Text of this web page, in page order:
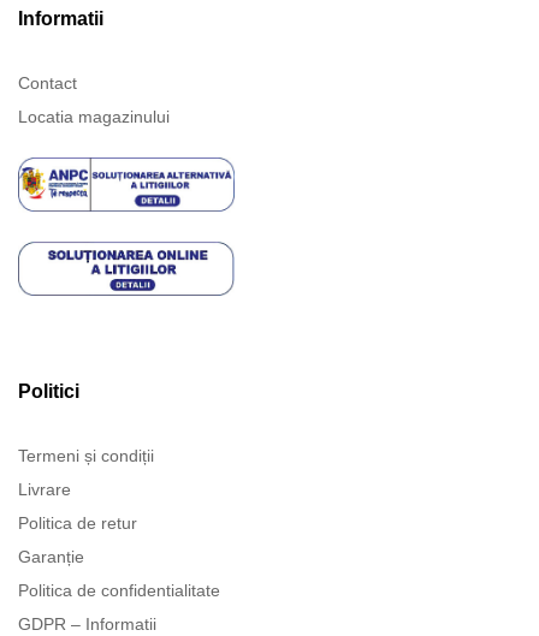
Informatii
Contact
Locatia magazinului
Politici
Termeni și condiții
Livrare
Politica de retur
Garanție
Politica de confidentialitate
GDPR – Informatii